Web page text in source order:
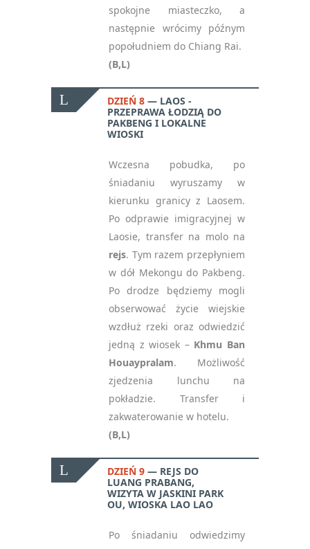
NEWSLETTER
— ZAPISZ SIĘ, ABY
NAJNOWSZE
INFORMACJE
spokojne miasteczko, a
następnie wrócimy późnym
popołudniem do Chiang Rai.
(B,L)
DZIEŃ 8
LAOS -
PRZEPRAWA ŁODZIĄ DO
PAKBENG I LOKALNE
WIOSKI
Wczesna pobudka, po
śniadaniu wyruszamy w
kierunku granicy z Laosem.
Po odprawie imigracyjnej w
Laosie, transfer na molo na
rejs. Tym razem przepłyniem
w dół Mekongu do Pakbeng.
Po drodze będziemy mogli
obserwować życie wiejskie
wzdłuż rzeki oraz odwiedzić
jedną z wiosek – Khmu Ban
Houaypralam. Możliwość
zjedzenia lunchu na
pokładzie. Transfer i
zakwaterowanie w hotelu.
(B,L)
DZIEŃ 9
REJS DO
LUANG PRABANG,
WIZYTA W JASKINI PARK
OU, WIOSKA LAO LAO
Po śniadaniu odwiedzimy